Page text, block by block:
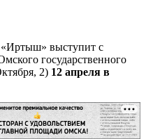
выступит с
государственного
2) 12 апреля в